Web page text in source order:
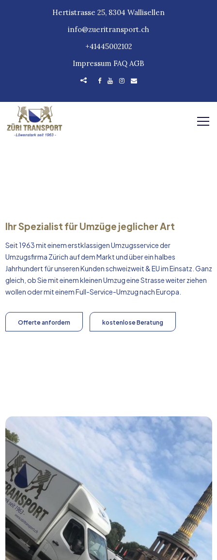
Hertistrasse 25, 8304 Wallisellen
info@zueritransport.ch
+41445002102
Impressum FAQ AGB
Ihr Spezialist für Umzüge jeglicher Art
Seit 1963 mit einem erstklassigen Umzugsservice der
Umzugsfirma Zürich auf dem Markt und über ein halbes
Jahrhundert für unseren Kunden schweizweit & EU im Einsatz. Ganz
gleich, ob Sie mit einem kleinen Umzug eine Strasse weiter ziehen
wollen oder mit einem Full-Service-Umzug nachEuropa
Offerte anfordern kostenlose Beratung